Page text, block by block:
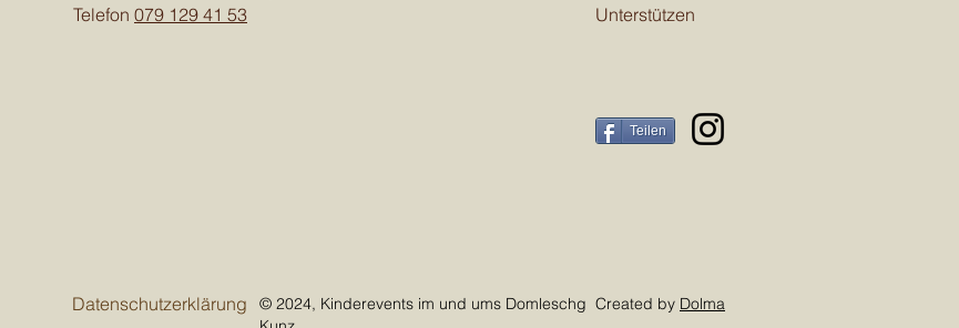
Telefon 079 129 41 53
Unterstützen
Teilen
Datenschutzerklärung © 2024, Kinderevents im und ums Domleschg Created by Dolma